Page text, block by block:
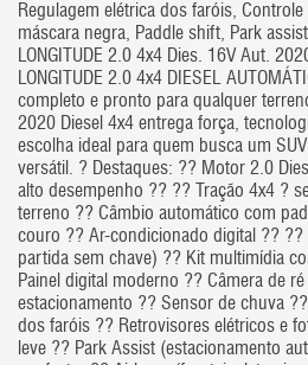
Regulagem elétrica dos faróis,
máscara negra, Paddle shift, Park
LONGITUDE 2.0 4x4 Dies. 16V Aut.
LONGITUDE 2.0 4x4 DIESEL
completo e pronto para qualquer
2020 Diesel 4x4 entrega força,
escolha ideal para quem busca um
versátil. ? Destaques: ?? Motor 2.0
alto desempenho ?? ?? Tração 4x4 ?
terreno ?? Câmbio automático com
couro ?? Ar-condicionado digital ?? ??
partida sem chave) ?? Kit multimídia
Painel digital moderno ?? Câmera de
estacionamento ?? Sensor de chuva
dos faróis ?? Retrovisores elétricos e
leve ?? Park Assist (estacionamento